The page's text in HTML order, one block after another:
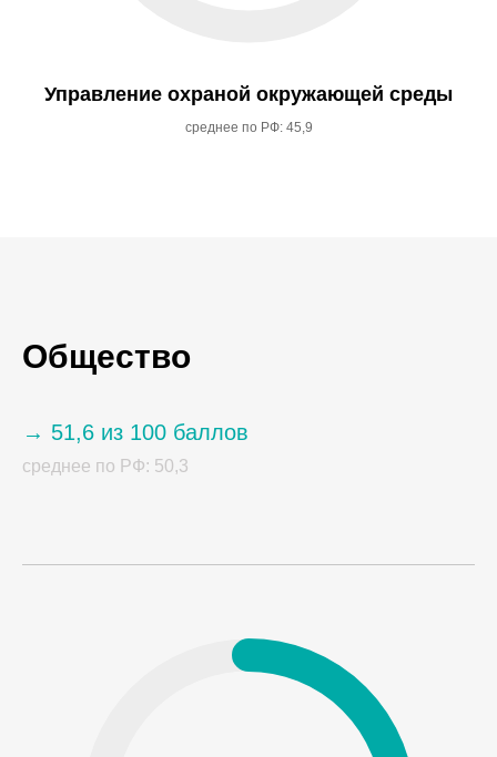
Управление охраной окружающей среды
среднее по РФ: 45,9
Общество
→ 51,6 из 100 баллов
среднее по РФ: 50,3